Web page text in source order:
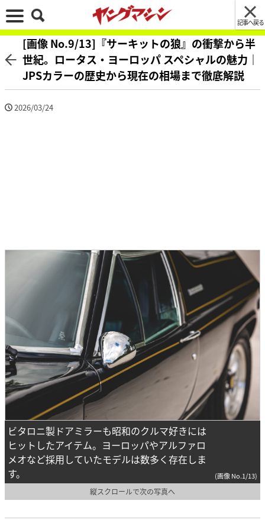
記事へ戻る
[画像 No.9/13]『サーキットの狼』の衝撃から半
世紀。ロータス・ヨーロッパ スペシャルの魅力｜
JPSカラーの歴史から現在の相場まで徹底解説
2026/03/24
ビタロニ製ドアミラーも昭和のクルマ好きには
ヒットしたアイテム。ヨーロッパやアルファロ
メオなど採用していたモデルは数多く存在しま
す。
(画像 No.1/13)
縦スクロールで次の写真へ